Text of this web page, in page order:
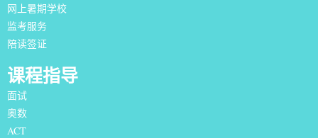
网上暑期学校
监考服务
陪读签证
课程指导
面试
奥数
ACT